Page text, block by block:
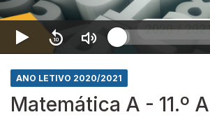
ANO LETIVO 2020/2021
Matemática A - 11.º